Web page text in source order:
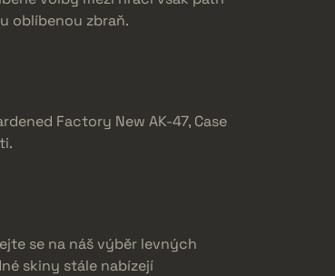
oblíbenou zbraň.
Factory New AK-47, Case
se na náš výběr levných
skiny stále nabízejí